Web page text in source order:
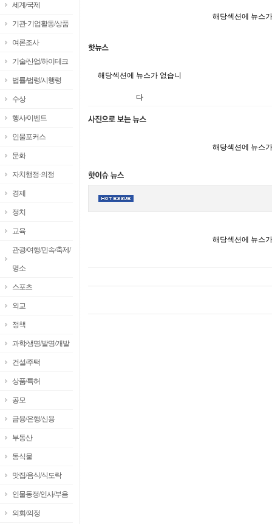
세계/국제
기관·기업활동/상품
여론조사
기술/산업/하이테크
법률/법령/시행령
수상
행사/이벤트
인물포커스
문화
자치행정·의정
경제
정치
교육
관광/여행/민속/축제/
명소
스포츠
외교
정책
과학/생명/발명/개발
건설/주택
상품/특허
공모
금융/은행/신용
부동산
동식물
맛집/음식/식도락
인물동정/인사/부음
의회/의정
해당섹션에 뉴스
해당섹션에 뉴스가 없습니
다
해당섹션에 뉴스
해당섹션에 뉴스